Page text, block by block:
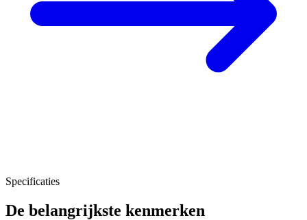
Specificaties
De belangrijkste kenmerken